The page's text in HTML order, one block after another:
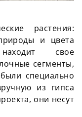
растения:
и цвета
свое
сегменты,
специально
из гипса
они несут